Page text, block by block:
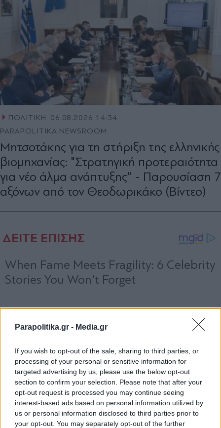
Parapolitika.gr - Media.gr
If you wish to opt-out of the sale, sharing to third parties, or
processing of your personal or sensitive information for
targeted advertising by us, please use the below opt-out
section to confirm your selection. Please note that after your
opt-out request is processed you may continue seeing
interest-based ads based on personal information utilized by
us or personal information disclosed to third parties prior to
your opt-out. You may separately opt-out of the further
ΠΟΛΙΤΙΚΗ
06.08.2026 14:34
PARAPOLITIKA NEWSROOM
Μητσοτάκης για τη στήριξη της ελληνικής
βιομηχανίας: "Στρατηγική προτεραιότητα
για νέο άλμα ανάπτυξης" - Παρουσίαση 7
αξόνων από τον Θεοδωρικάκο (Βίντεο)